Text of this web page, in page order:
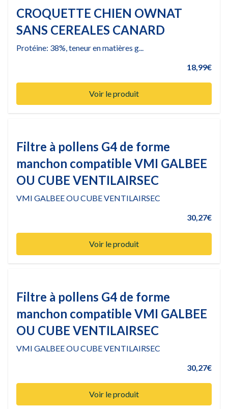
CROQUETTE CHIEN OWNAT
SANS CEREALES CANARD
Protéine: 38%, teneur en matières g...
18,99€
Voir le produit
Filtre à pollens G4 de forme
manchon compatible VMI GALBEE
OU CUBE VENTILAIRSEC
VMI GALBEE OU CUBE VENTILAIRSEC
30,27€
Voir le produit
Filtre à pollens G4 de forme
manchon compatible VMI GALBEE
OU CUBE VENTILAIRSEC
VMI GALBEE OU CUBE VENTILAIRSEC
30,27€
Voir le produit